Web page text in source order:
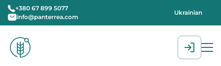
+380 67 899 5077
info@panterrea.com
Ukrainian